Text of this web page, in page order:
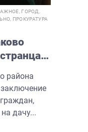
ГОРОД
ПРОКУРАТУРА
района
дачу...